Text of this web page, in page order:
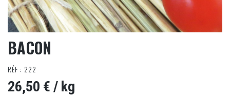
BACON
RÉF : 222
26,50 € / kg